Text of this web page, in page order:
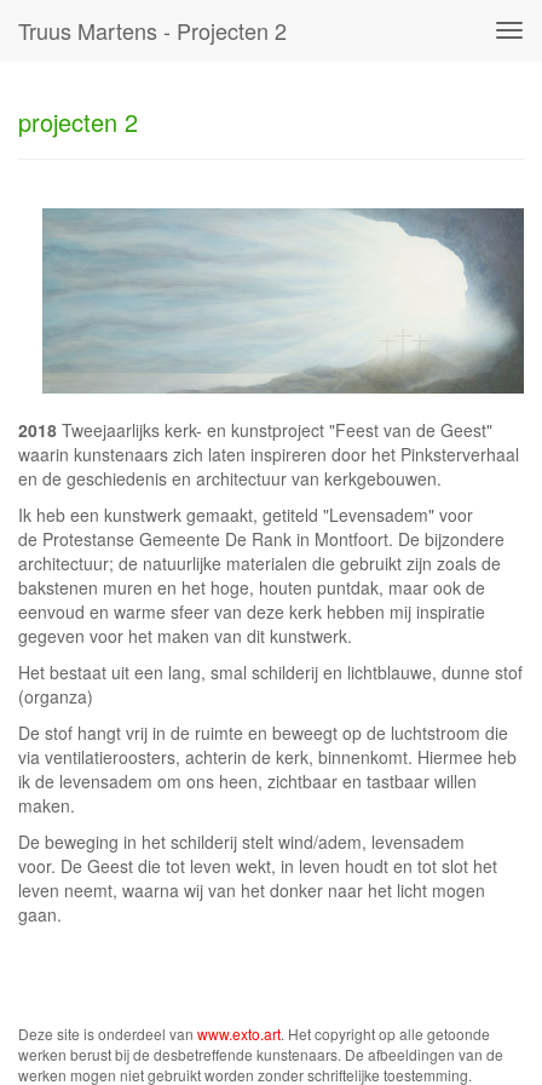
Truus Martens - Projecten 2
projecten 2
2018 Tweejaarlijks kerk- en kunstproject "Feest van de Geest"
waarin kunstenaars zich laten inspireren door het Pinksterverhaal
en de geschiedenis en architectuur van kerkgebouwen.
Ik heb een kunstwerk gemaakt, getiteld "Levensadem" voor
de Protestanse Gemeente De Rank in Montfoort. De bijzondere
architectuur; de natuurlijke materialen die gebruikt zijn zoals de
bakstenen muren en het hoge, houten puntdak, maar ook de
eenvoud en warme sfeer van deze kerk hebben mij inspiratie
gegeven voor het maken van dit kunstwerk.
Het bestaat uit een lang, smal schilderij en lichtblauwe, dunne stof
(organza)
De stof hangt vrij in de ruimte en beweegt op de luchtstroom die
via ventilatieroosters, achterin de kerk, binnenkomt. Hiermee heb
ik de levensadem om ons heen, zichtbaar en tastbaar willen
maken.
De beweging in het schilderij stelt wind/adem, levensadem
voor. De Geest die tot leven wekt, in leven houdt en tot slot het
leven neemt, waarna wij van het donker naar het licht mogen
gaan.
Deze site is onderdeel van www.exto.art. Het copyright op alle getoonde
werken berust bij de desbetreffende kunstenaars. De afbeeldingen van de
werken mogen niet gebruikt worden zonder schriftelijke toestemming.